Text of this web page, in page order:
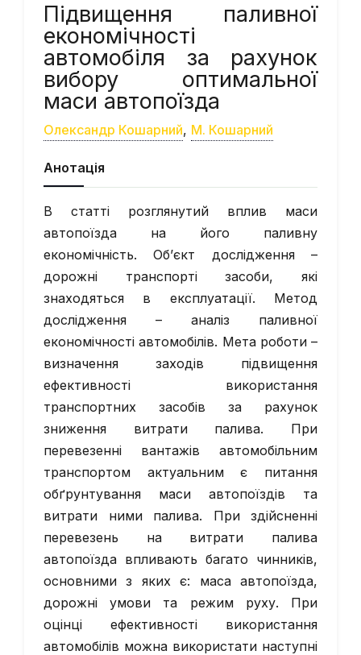
Підвищення паливної
економічності
автомобіля за рахунок
вибору оптимальної
маси автопоїзда
Олександр Кошарний, М. Кошарний
Анотація
В статті розглянутий вплив маси
автопоїзда на його паливну
економічність. Об’єкт дослідження –
дорожні транспорті засоби, які
знаходяться в експлуатації. Метод
дослідження – аналіз паливної
економічності автомобілів. Мета роботи –
визначення заходів підвищення
ефективності використання
транспортних засобів за рахунок
зниження витрати палива. При
перевезенні вантажів автомобільним
транспортом актуальним є питання
обґрунтування маси автопоїздів та
витрати ними палива. При здійсненні
перевезень на витрати палива
автопоїзда впливають багато чинників,
основними з яких є: маса автопоїзда,
дорожні умови та режим руху. При
оцінці ефективності використання
автомобілів можна використати наступнi